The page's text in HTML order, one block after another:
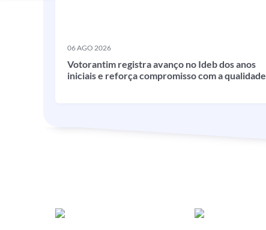
06 AGO 2026
Votorantim registra avanço no Ideb dos anos
iniciais e reforça compromisso com a qualidade